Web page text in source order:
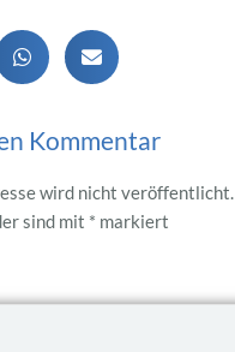
Kommentar
wird nicht veröffentlicht.
sind mit * markiert